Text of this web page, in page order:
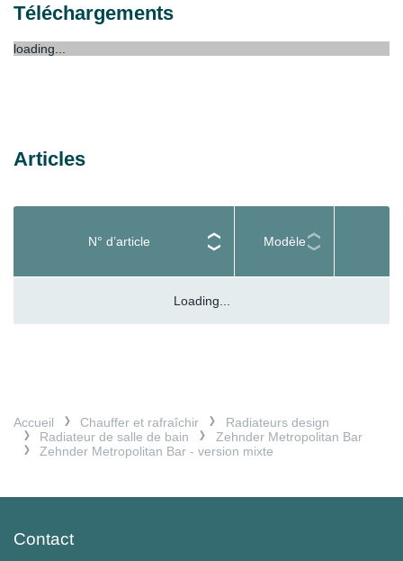
Téléchargements
loading...
Articles
N° d’article Modèle
Loading...
Accueil Chauffer et rafraîchir
Radiateurs design
Radiateur de salle de bain
Zehnder Metropolitan Bar
Zehnder Metropolitan Bar - version mixte
Contact